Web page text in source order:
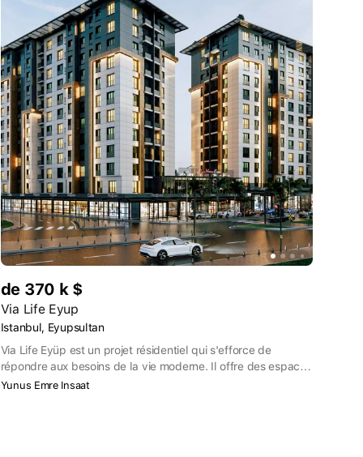
de 370 k $
Via Life Eyup
Istanbul, Eyupsultan
Via Life Eyüp est un projet résidentiel qui s'efforce de
répondre aux besoins de la vie moderne. Il offre des espaces
innovants et confortables. L'objectif du promoteur est de
Yunus Emre Insaat